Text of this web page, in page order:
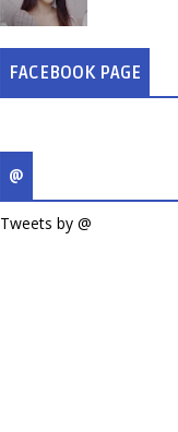
FACEBOOK PAGE
@
Tweets by @